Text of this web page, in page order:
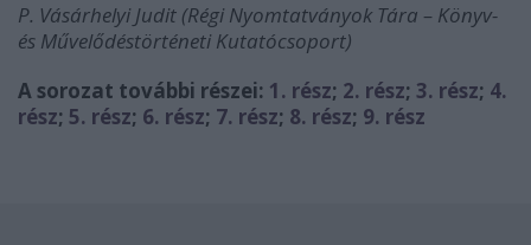
P. Vásárhelyi Judit (Régi Nyomtatványok Tára – Könyv-
és Művelődéstörténeti Kutatócsoport)
A sorozat további részei: 1. rész; 2. rész; 3. rész; 4.
rész; 5. rész; 6. rész; 7. rész; 8. rész; 9. rész